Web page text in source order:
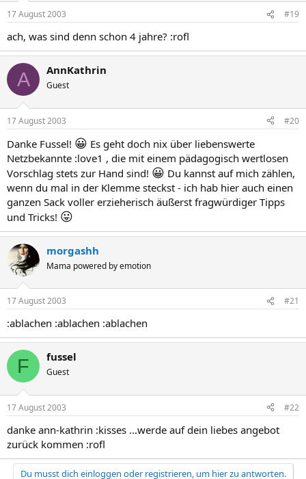
17 August 2003 #19
ach, was sind denn schon 4 jahre? :rofl
A AnnKathrin
Guest
17 August 2003 #20
Danke Fussel! 😀 Es geht doch nix über liebenswerte
Netzbekannte :love1 , die mit einem pädagogisch wertlosen
Vorschlag stets zur Hand sind! 😀 Du kannst auf mich zählen,
wenn du mal in der Klemme steckst - ich hab hier auch einen
ganzen Sack voller erzieherisch äußerst fragwürdiger Tipps
und Tricks! 😛
morgashh
Mama powered by emotion
17 August 2003 #21
:ablachen :ablachen :ablachen
F fussel
Guest
17 August 2003 #22
danke ann-kathrin :kisses ...werde auf dein liebes angebot
zurück kommen :rofl
Du musst dich einloggen oder registrieren, um hier zu antworten.